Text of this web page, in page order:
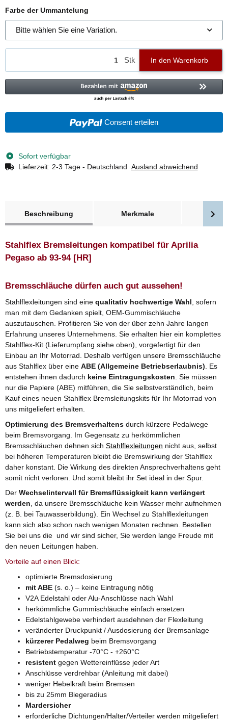
Farbe der Ummantelung
Bitte wählen Sie eine Variation.
Stk In den Warenkorb
Consent erteilen
Sofort verfügbar
Lieferzeit: 2-3 Tage - Deutschland Ausland abweichend
Beschreibung
Merkmale
Stahlflex Bremsleitungen kompatibel für Aprilia
Pegaso ab 93-94 [HR]
Bremsschläuche dürfen auch gut aussehen!
Stahlflexleitungen sind eine qualitativ hochwertige Wahl , sofern
man mit dem Gedanken spielt, OEM-Gummischläuche
auszutauschen. Profitieren Sie von der über zehn Jahre langen
Erfahrung unseres Unternehmens. Sie erhalten hier ein komplettes
Stahlflex-Kit (Lieferumpfang siehe oben), vorgefertigt für den
Einbau an Ihr Motorrad. Deshalb verfügen unsere Bremsschläuche
aus Stahlflex über eine ABE (Allgemeine Betriebserlaubnis) . Es
entstehen ihnen dadurch keine Eintragungskosten . Sie müssen
nur die Papiere (ABE) mitführen, die Sie selbstverständlich, beim
Kauf eines neuen Stahlflex Bremsleitungskits für Ihr Motorrad von
uns mitgeliefert erhalten.
Optimierung des Bremsverhaltens durch kürzere Pedalwege
beim Bremsvorgang. Im Gegensatz zu herkömmlichen
Bremsschläuchen dehnen sich Stahlflexleitungen nicht aus, selbst
bei höheren Temperaturen bleibt die Bremswirkung der Stahlflex
daher konstant. Die Wirkung des direkten Ansprechverhaltens geht
somit nicht verloren. Und somit bleibt ihr Set ideal in der Spur.
Der Wechselintervall für Bremsflüssigkeit kann verlängert
werden, da unsere Bremsschläuche kein Wasser mehr aufnehmen
(z. B. bei Tauwasserbildung). Ein Wechsel zu Stahlflexleitungen
kann sich also schon nach wenigen Monaten rechnen. Bestellen
Sie bei uns die und wir sind sicher, Sie werden lange Freude mit
den neuen Leitungen haben.
Vorteile auf einen Blick:
optimierte Bremsdosierung
mit ABE (s. o.) – keine Eintragung nötig
V2A Edelstahl oder Alu-Anschlüsse nach Wahl
herkömmliche Gummischläuche einfach ersetzen
Edelstahlgewebe verhindert ausdehnen der Flexleitung
veränderter Druckpunkt / Ausdosierung der Bremsanlage
kürzerer Pedalweg beim Bremsvorgang
Betriebstemperatur -70°C - +260°C
resistent gegen Wettereinflüsse jeder Art
Anschlüsse verdrehbar (Anleitung mit dabei)
weniger Hebelkraft beim Bremsen
bis zu 25mm Biegeradius
Mardersicher
erforderliche Dichtungen/Halter/Verteiler werden mitgeliefert